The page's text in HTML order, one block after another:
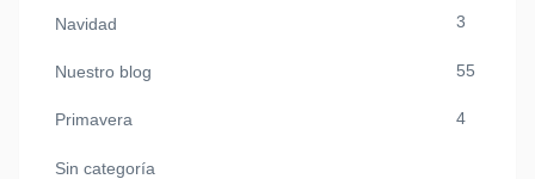
Navidad 3
Nuestro blog 55
Primavera 4
Sin categoría